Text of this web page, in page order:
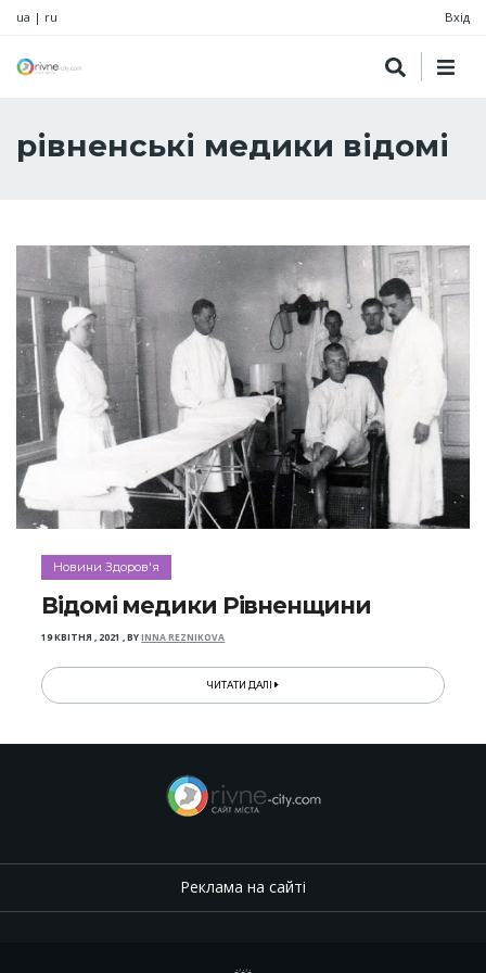
ua | ru Вхід
рівненські медики відомі
Новини Здоров'я
Відомі медики Рівненщини
19 КВІТНЯ , 2021 ,BYINNA REZNIKOVA
ЧИТАТИ ДАЛІ
Реклама на сайті
.,.,.